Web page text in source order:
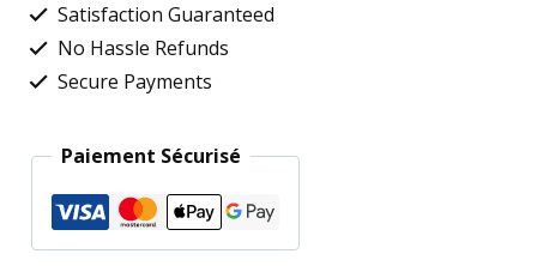
singe
Satisfaction Guaranteed
No Hassle Refunds
Secure Payments
Paiement Sécurisé